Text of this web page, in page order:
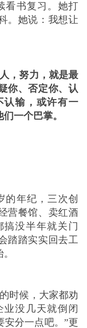
书复习。她打
。她说：我想让
，努力，就是最
你、否定你、认
认输，或许有一
一个巴掌。
年纪，三次创
营餐馆、卖红酒
没半年就关门
踏踏实实回去工
时候， 大家都劝
业没几天就倒闭
安分一点吧。”更